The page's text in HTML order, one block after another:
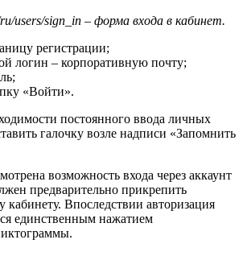
users/sign_in – форма входа в кабинет.
регистрации;
логин – корпоративную почту;
«Войти».
постоянного ввода личных
галочку возле надписи «Запомнить
возможность входа через аккаунт
предварительно прикрепить
кабинету. Впоследствии авторизация
единственным нажатием